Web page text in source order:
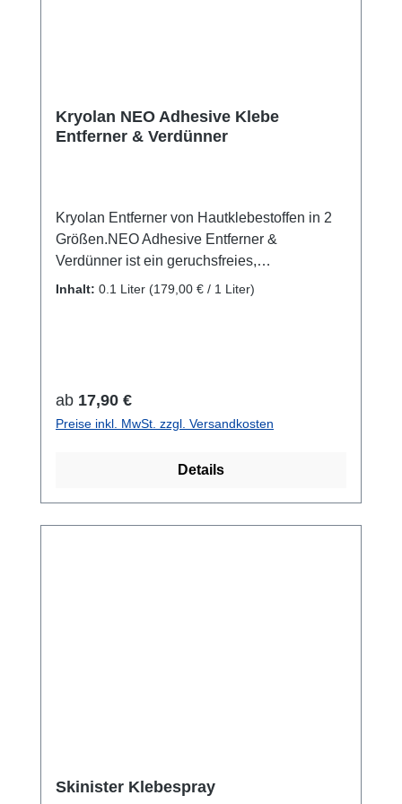
Kryolan NEO Adhesive Klebe
Entferner & Verdünner
Kryolan Entferner von Hautklebestoffen in 2
Größen.NEO Adhesive Entferner &
Verdünner ist ein geruchsfreies,
hautfreundliches Lösemittel. Es eignet sich
Inhalt: 0.1 Liter (179,00 € / 1 Liter)
Regulärer Preis:
ab 17,90 €
Preise inkl. MwSt. zzgl. Versandkosten
Details
Skinister Klebespray